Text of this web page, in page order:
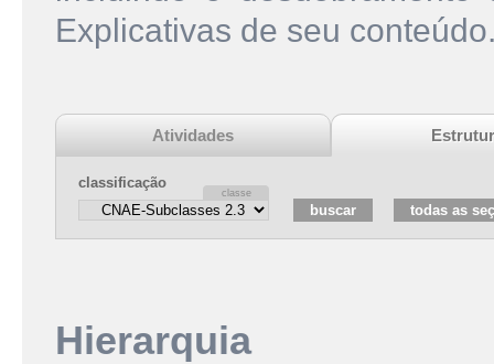
Explicativas de seu
Atividades
classificação
Hierarquia